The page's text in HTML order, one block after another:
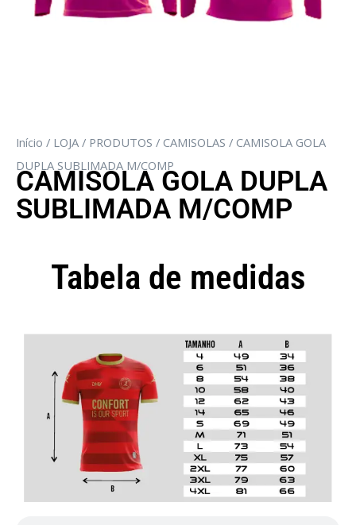
Início / LOJA / PRODUTOS / CAMISOLAS / CAMISOLA GOLA
DUPLA SUBLIMADA M/COMP
CAMISOLA GOLA DUPLA
SUBLIMADA M/COMP
Tabela de medidas